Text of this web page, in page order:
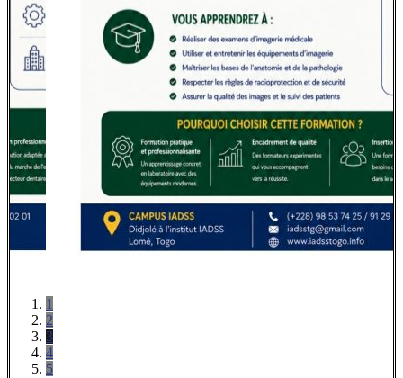
1
2
3
4
5